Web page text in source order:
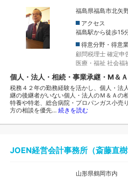
福島県福島市北矢
アクセス
福島駅から徒歩15
得意分野・得意
顧問税理士 確定申
医療・福祉 社会福
個人・法人・相続・事業承継・M＆
税務４２年の勤務経験を活かし、個人・法
継の後継者がいない個人・法人のＭ＆Ａの
特養や特老、総合病院・プロパンガス小売
方の相談を優先… 続きを読む
JOEN経営会計事務所（斎藤直樹
山形県鶴岡市内